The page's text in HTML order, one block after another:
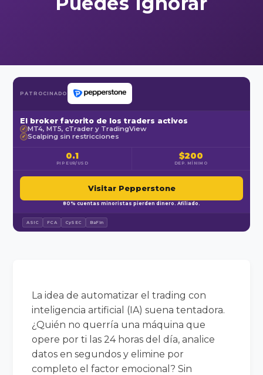
PATROCINADO
El broker favorito de los traders activos
✓ MT4, MT5, cTrader y TradingView
✓ Scalping sin restricciones
0.1
PIP EUR/USD
$200
DEP. MÍNIMO
Visitar Pepperstone
80% cuentas minoristas pierden dinero. Afiliado.
ASIC FCA CySEC BaFin
La idea de automatizar el trading con
inteligencia artificial (IA) suena tentadora.
¿Quién no querría una máquina que
opere por ti las 24 horas del día, analice
datos en segundos y elimine por
completo el factor emocional? Sin